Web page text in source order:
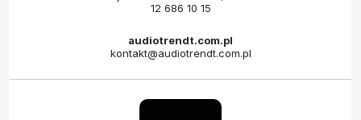
12 686 10 15
audiotrendt.com.pl
kontakt@audiotrendt.com.pl